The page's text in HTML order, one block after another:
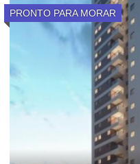
PRONTO PARA MORAR